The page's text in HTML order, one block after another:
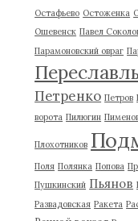
Остафьево Остоженка
Ошевенск Павел
Парамоновский овраг
Петренко Петров
ворота Пилюгин
Плохотников
Поля Полянка Попова
Пушкинский Пьянов
Развадовская Ракета